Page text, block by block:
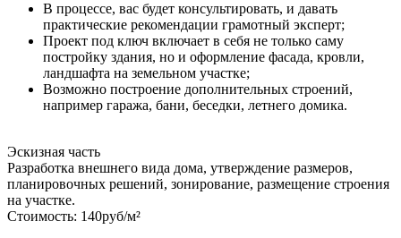
В процессе, вас будет консультировать, и давать
практические рекомендации грамотный эксперт;
Проект под ключ включает в себя не только саму
постройку здания, но и оформление фасада, кровли,
ландшафта на земельном участке;
Возможно построение дополнительных строений,
например гаража, бани, беседки, летнего домика.
Эскизная часть
Разработка внешнего вида дома, утверждение размеров,
планировочных решений, зонирование, размещение строения
на участке.
Стоимость: 140руб/м²